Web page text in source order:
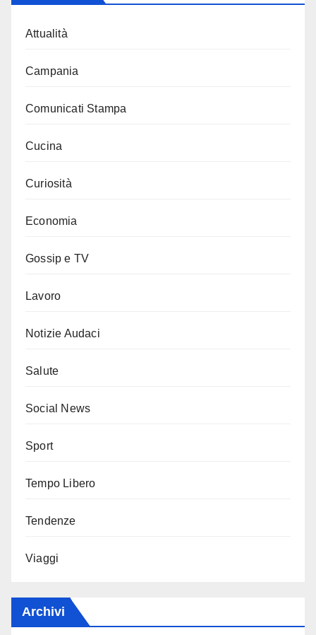
Attualità
Campania
Comunicati Stampa
Cucina
Curiosità
Economia
Gossip e TV
Lavoro
Notizie Audaci
Salute
Social News
Sport
Tempo Libero
Tendenze
Viaggi
Archivi